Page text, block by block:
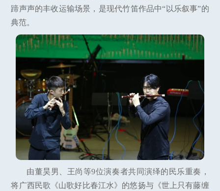
蹄声声的丰收运输场景，是现代竹笛作品中“以乐叙事”的
典范。
由董昊男、王尚等9位演奏者共同演绎的民乐重奏，
将广西民歌《山歌好比春江水》的悠扬与《世上只有藤缠